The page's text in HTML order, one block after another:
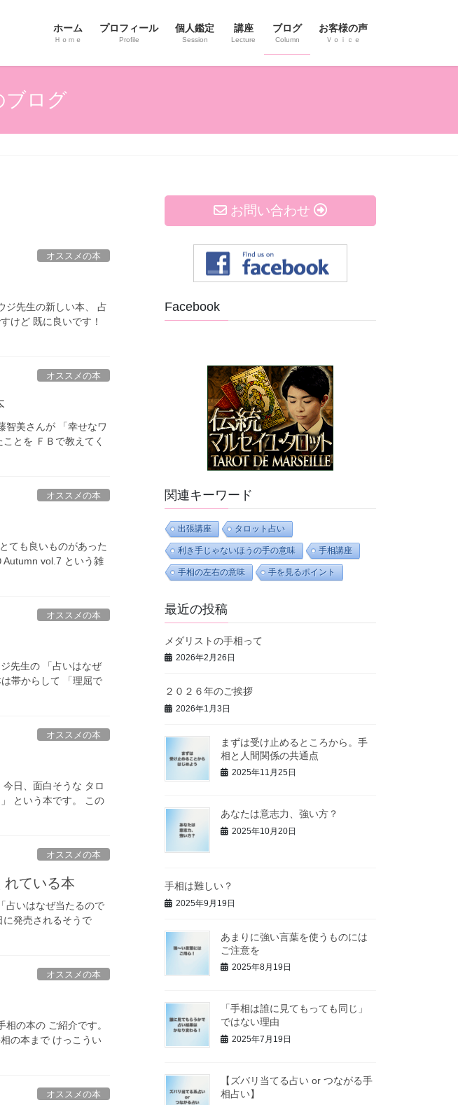
ホーム
Ｈｏｍｅ
プロフィール
Profile
個人鑑定
Session
講座
Lecture
ブログ
Column
お客様の声
Ｖｏｉｃｅ
ブログ
オススメの本
ジ先生の新しい本、 占
けど 既に良いです！
オススメの本
美さんが 「幸せなワ
とを ＦＢで教えてく
オススメの本
ても良いものがあった
Autumn vol.7 という雑
オススメの本
先生の 「占いはなぜ
帯からして 「理屈で
オススメの本
日、面白そうな タロ
という本です。 この
オススメの本
れている本
占いはなぜ当たるので
発売されるそうで
オススメの本
の本の ご紹介です。
の本まで けっこうい
オススメの本
お問い合わせ
Facebook
関連キーワード
出張講座 タロット占い
利き手じゃないほうの手の意味 手相講座
手相の左右の意味 手を見るポイント
最近の投稿
メダリストの手相って
2026年2月26日
２０２６年のご挨拶
2026年1月3日
まずは受け止めるところから。手
相と人間関係の共通点
2025年11月25日
あなたは意志力、強い方？
2025年10月20日
手相は難しい？
2025年9月19日
あまりに強い言葉を使うものには
ご注意を
2025年8月19日
「手相は誰に見てもっても同じ」
ではない理由
2025年7月19日
【ズバリ当てる占い or つながる手
相占い】